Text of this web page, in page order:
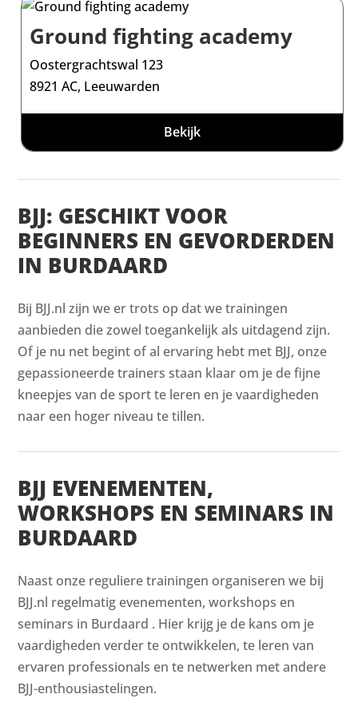
Ground fighting academy
Oostergrachtswal 123
8921 AC, Leeuwarden
Bekijk
BJJ: GESCHIKT VOOR
BEGINNERS EN GEVORDERDEN
IN BURDAARD
Bij BJJ.nl zijn we er trots op dat we trainingen
aanbieden die zowel toegankelijk als uitdagend zijn.
Of je nu net begint of al ervaring hebt met BJJ, onze
gepassioneerde trainers staan klaar om je de fijne
kneepjes van de sport te leren en je vaardigheden
naar een hoger niveau te tillen.
BJJ EVENEMENTEN,
WORKSHOPS EN SEMINARS IN
BURDAARD
Naast onze reguliere trainingen organiseren we bij
BJJ.nl regelmatig evenementen, workshops en
seminars in Burdaard . Hier krijg je de kans om je
vaardigheden verder te ontwikkelen, te leren van
ervaren professionals en te netwerken met andere
BJJ-enthousiastelingen.